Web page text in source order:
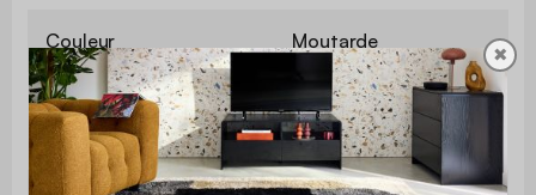
Couleur Moutarde
Matière Métal
✖